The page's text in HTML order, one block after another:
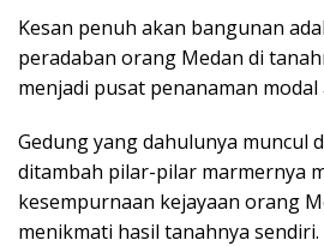
Kesan penuh akan bangunan
peradaban orang Medan di
menjadi pusat penanaman
Gedung yang dahulunya muncul
ditambah pilar-pilar marmernya
kesempurnaan kejayaan orang
menikmati hasil tanahnya sendiri.